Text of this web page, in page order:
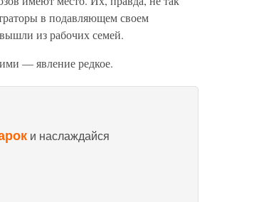
в подавляющем своем
из рабочих семей.
— явление редкое.
и наслаждайся